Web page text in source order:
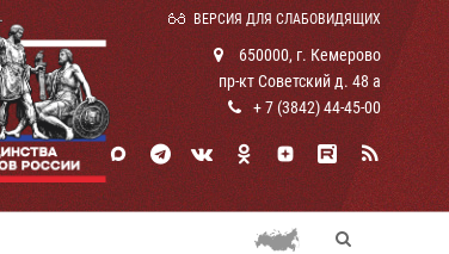
ВЕРСИЯ ДЛЯ СЛАБОВИДЯЩИХ
650000, г. Кемерово
пр-кт Советский д. 48 а
+ 7 (3842) 44-45-00